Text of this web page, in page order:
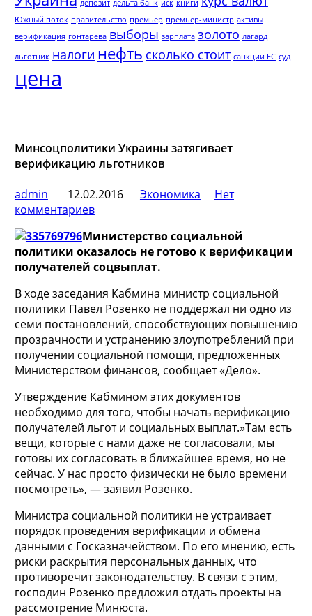
депозит дельта банк иск книги
Южный поток правительство премьер премьер-министр активы
верификация гонтарева выборы зарплата золото лагард
льготник налоги нефть сколько стоит санкции ЕС суд
цена
Минсоцполитики Украины затягивает
верификацию льготников
admin
12.02.2016 Экономика
Нет
комментариев
Министерство социальной
политики оказалось не готово к верификации
получателей соцвыплат.
В ходе заседания Кабмина министр социальной
политики Павел Розенко не поддержал ни одно из
семи постановлений, способствующих повышению
прозрачности и устранению злоупотреблений при
получении социальной помощи, предложенных
Министерством финансов, сообщает «Дело».
Утверждение Кабмином этих документов
необходимо для того, чтобы начать верификацию
получателей льгот и социальных выплат.»Там есть
вещи, которые с нами даже не согласовали, мы
готовы их согласовать в ближайшее время, но не
сейчас. У нас просто физически не было времени
посмотреть», — заявил Розенко.
Министра социальной политики не устраивает
порядок проведения верификации и обмена
данными с Госказначейством. По его мнению, есть
риски раскрытия персональных данных, что
противоречит законодательству. В связи с этим,
господин Розенко предложил отдать проекты на
рассмотрение Минюста.